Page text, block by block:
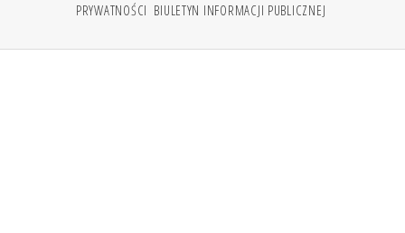
PRYWATNOŚCI BIULETYN INFORMACJI PUBLICZNEJ